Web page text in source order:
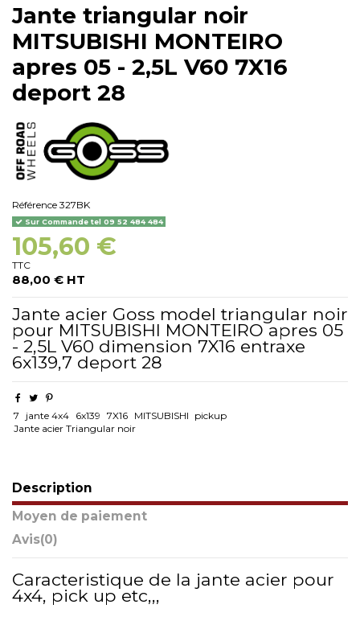
Jante triangular noir
MITSUBISHI MONTEIRO
apres 05 - 2,5L V60 7X16
deport 28
Référence 327BK
Sur Commande tel 09 52 484 484
105,60 €
TTC
88,00 € HT
Jante acier Goss model triangular noir
pour MITSUBISHI MONTEIRO apres 05
- 2,5L V60 dimension 7X16 entraxe
6x139,7 deport 28
7 jante 4x4 6x139 7X16 MITSUBISHI pickup
Jante acier Triangular noir
Description
Moyen de paiement
Avis(0)
Caracteristique de la jante acier pour
4x4, pick up etc,,,